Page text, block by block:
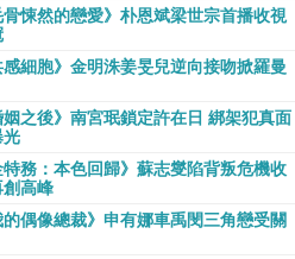
骨悚然的戀愛》朴恩斌梁世宗首播收視
感細胞》金明洙姜旻兒逆向接吻掀羅曼
姻之後》南宮珉鎖定許在日 綁架犯真面
光
特務：本色回歸》蘇志燮陷背叛危機收
創高峰
的偶像總裁》申有娜車禹閔三角戀受關